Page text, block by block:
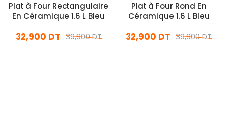
Plat à Four Rectangulaire
En Céramique 1.6 L Bleu
39,900 DT
32,900 DT
Plat à Four Rond En
Céramique 1.6 L Bleu
39,900 DT
32,900 DT